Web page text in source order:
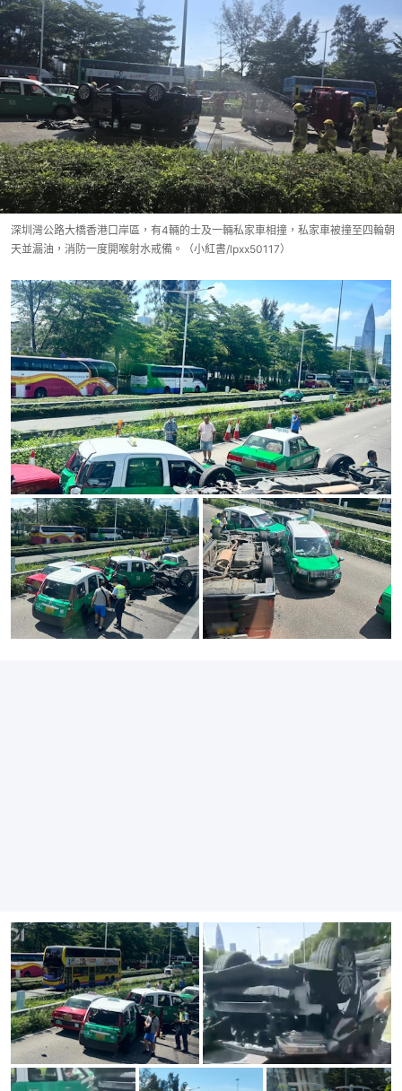
深圳灣公路大橋香港口岸區，有4輛的士及一輛私家車相撞，私家車被撞至四輪朝
天並漏油，消防一度開喉射水戒備。（小紅書/lpxx50117）